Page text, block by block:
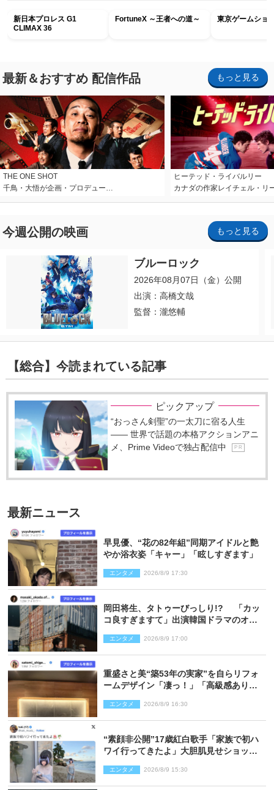
新日本プロレス G1
CLIMAX 36
FortuneX ～王者への道～ 東京ゲームショ
最新＆おすすめ 配信作品 もっと見る
THE ONE SHOT
千鳥・大悟が企画・プロデュー…
ヒーテッド・ライバルリー
カナダの作家レイチェル・リ
今週公開の映画 もっと見る
ブルーロック
2026年08月07日（金）公開
出演：高橋文哉
監督：瀧悠輔
【総合】今読まれている記事
ピックアップ
“おっさん剣聖”の一太刀に宿る人生
―― 世界で話題の本格アクションアニ
メ、Prime Videoで独占配信中
P R
最新ニュース
早見優、“花の82年組”同期アイドルと艶
やか浴衣姿「キャー」「眩しすぎます」
エンタメ 2026/8/9 17:30
岡田将生、タトゥーびっしり!? 「カッ
コ良すぎますて」出演韓国ドラマのオフ
エンタメ 2026/8/9 17:00
重盛さと美“築53年の実家”を自らリフォ
ームデザイン「凄っ！」「高級感ありま
エンタメ 2026/8/9 16:30
“素顔非公開”17歳紅白歌手「家族で初ハ
ワイ行ってきたよ」大胆肌見せショット
エンタメ 2026/8/9 15:30